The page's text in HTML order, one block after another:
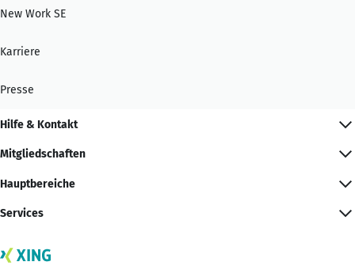
New Work SE
Karriere
Presse
Hilfe & Kontakt
Mitgliedschaften
Hauptbereiche
Services